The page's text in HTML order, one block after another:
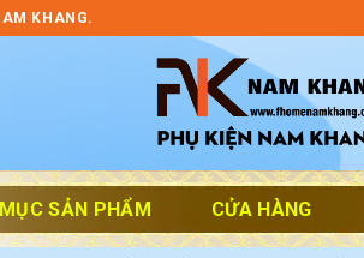
KHANG.
SẢN PHẨM CỬA HÀNG